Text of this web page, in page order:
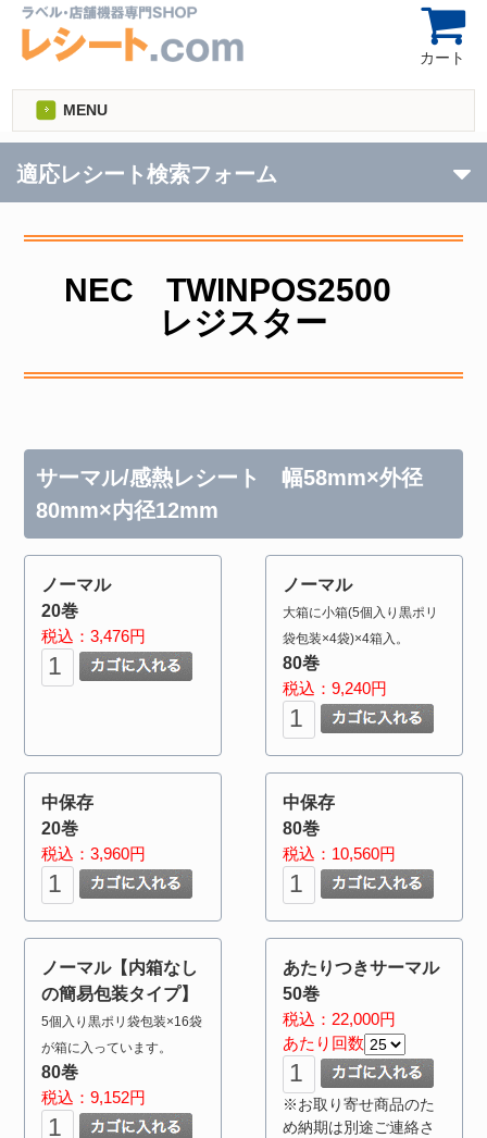
カート
MENU
適応レシート検索フォーム
NEC TWINPOS2500
レジスター
サーマル/感熱レシート 幅58mm×外径
80mm×内径12mm
ノーマル
20巻
税込：3,476円
ノーマル
大箱に小箱(5個入り黒ポリ
袋包装×4袋)×4箱入。
80巻
税込：9,240円
中保存
20巻
税込：3,960円
中保存
80巻
税込：10,560円
ノーマル【内箱なし
の簡易包装タイプ】
5個入り黒ポリ袋包装×16袋
が箱に入っています。
80巻
税込：9,152円
あたりつきサーマル
50巻
税込：22,000円
あたり回数
※お取り寄せ商品のた
め納期は別途ご連絡さ